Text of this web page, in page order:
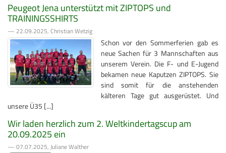
Peugeot Jena unterstützt mit ZIPTOPS und
TRAININGSSHIRTS
— 22.09.2025, Christian Wetzig
Schon vor den Sommerferien gab es
neue Sachen für 3 Mannschaften aus
unserem Verein. Die F- und E-Jugend
bekamen neue Kaputzen ZIPTOPS. Sie
sind somit für die anstehenden
kälteren Tage gut ausgerüstet. Und
unsere Ü35 [...]
Wir laden herzlich zum 2. Weltkindertagscup am
20.09.2025 ein
— 07.07.2025, Juliane Walther